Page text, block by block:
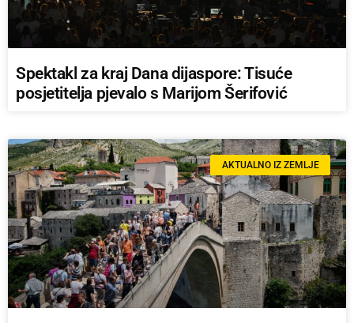
Spektakl za kraj Dana dijaspore: Tisuće
posjetitelja pjevalo s Marijom Šerifović
AKTUALNO IZ ZEMLJE